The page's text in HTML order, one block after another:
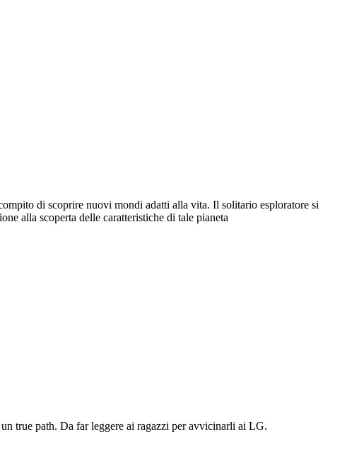
di scoprire nuovi mondi adatti alla vita. Il solitario esploratore si
alla scoperta delle caratteristiche di tale pianeta
true path. Da far leggere ai ragazzi per avvicinarli ai LG.